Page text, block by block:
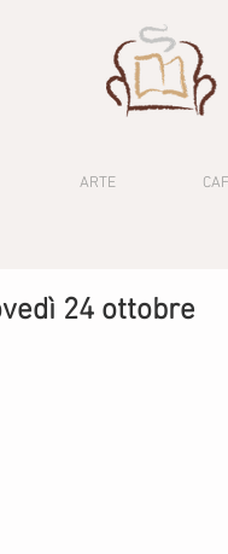
ARTE
24 ottobre